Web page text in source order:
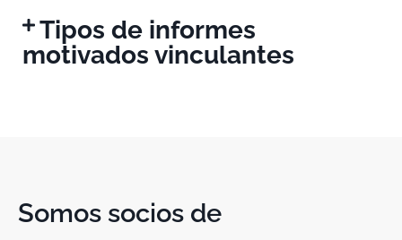
Tipos de informes
motivados vinculantes
Somos socios de